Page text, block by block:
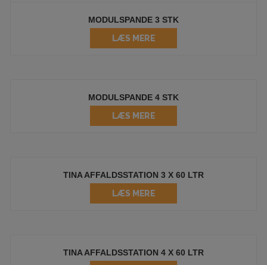
MODULSPANDE 3 STK
LÆS MERE
MODULSPANDE 4 STK
LÆS MERE
TINA AFFALDSSTATION 3 X 60 LTR
LÆS MERE
TINA AFFALDSSTATION 4 X 60 LTR